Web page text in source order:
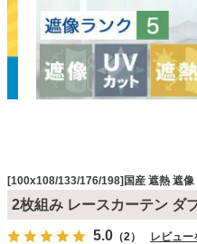
カテゴリから探す
ソファ
ダイニングテーブル・
[100x108/133/176/198]国産 遮熱 遮像
2枚組み レースカーテン ダ
5.0 （2） レビュー